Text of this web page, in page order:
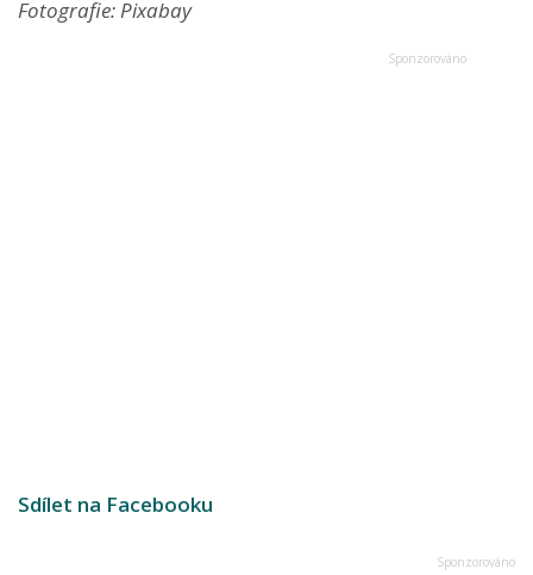
Fotografie: Pixabay
Sdílet na Facebooku